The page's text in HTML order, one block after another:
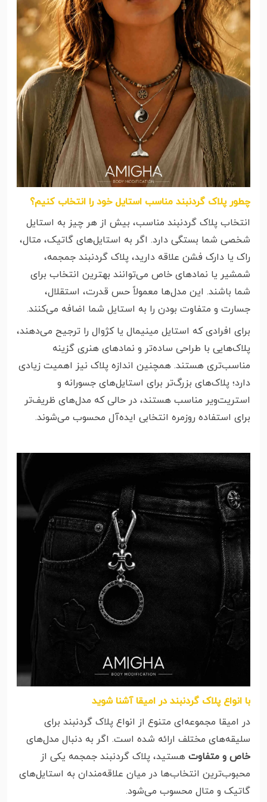
چطور پلاک گردنبند مناسب استایل خود را انتخاب کنیم؟
انتخاب پلاک گردنبند مناسب، بیش از هر چیز به استایل
شخصی شما بستگی دارد. اگر به استایل‌های گاتیک، متال،
راک یا دارک فشن علاقه دارید، پلاک گردنبند جمجمه،
شمشیر یا نمادهای خاص می‌توانند بهترین انتخاب برای
شما باشند. این مدل‌ها معمولاً حس قدرت، استقلال،
جسارت و متفاوت بودن را به استایل شما اضافه می‌کنند.
برای افرادی که استایل مینیمال یا کژوال را ترجیح می‌دهند،
پلاک‌هایی با طراحی ساده‌تر و نمادهای هنری گزینه
مناسب‌تری هستند. همچنین اندازه پلاک نیز اهمیت زیادی
دارد؛ پلاک‌های بزرگ‌تر برای استایل‌های جسورانه و
استریت‌ویر مناسب هستند، در حالی که مدل‌های ظریف‌تر
برای استفاده روزمره انتخابی ایده‌آل محسوب می‌شوند.
با انواع پلاک گردنبند در امیقا آشنا شوید
در امیقا مجموعه‌ای متنوع از انواع پلاک گردنبند برای
سلیقه‌های مختلف ارائه شده است. اگر به دنبال مدل‌های
خاص و متفاوت هستید، پلاک گردنبند جمجمه یکی از
محبوب‌ترین انتخاب‌ها در میان علاقه‌مندان به استایل‌های
گاتیک و متال محسوب می‌شود.